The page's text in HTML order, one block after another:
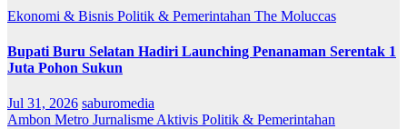
Ekonomi & Bisnis Politik & Pemerintahan The Moluccas
Bupati Buru Selatan Hadiri Launching Penanaman Serentak 1
Juta Pohon Sukun
Jul 31, 2026 saburomedia
Ambon Metro Jurnalisme Aktivis Politik & Pemerintahan